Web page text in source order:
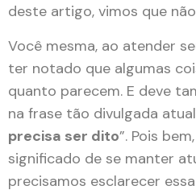
deste artigo, vimos que
Você mesma, ao atender
ter notado que algumas
quanto parecem. E deve
na frase tão divulgada
precisa ser dito”. Pois
significado de se manter
precisamos esclarecer